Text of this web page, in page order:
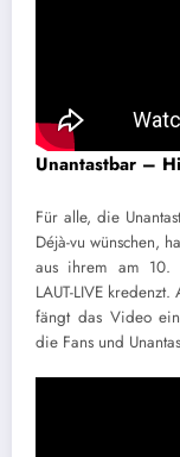
Unantastbar –
Für alle, die
Déjà-vu wünschen,
aus ihrem am 10.
LAUT-LIVE
fängt das Video
die Fans und